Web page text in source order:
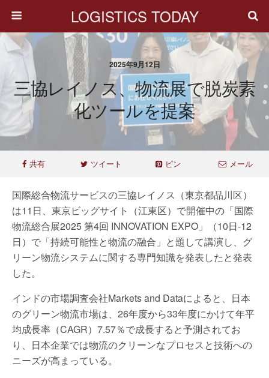
LOGISTICS TODAY
2025年9月12日
三協レイノス、物流展で脱炭素
化ツールを提案
共有 ツイート ピン メール
国際総合物流サービスの三協レイノス（東京都品川区）
は11日、東京ビッグサイト（江東区）で開催中の「国際
物流総合展2025 第4回 INNOVATION EXPO」（10日-12
日）で「持続可能性と物流の融合」と題して講演し、グ
リーン物流システムに関する専門知識を発表したと発表
した。
インドの市場調査会社Markets and Dataによると、日本
のグリーン物流市場は、26年度から33年度にかけて年平
均成長率（CAGR）7.57％で成長すると予測されてお
り、日本企業では物流のクリーンなプロセスと技術への
ニーズが高まっている。